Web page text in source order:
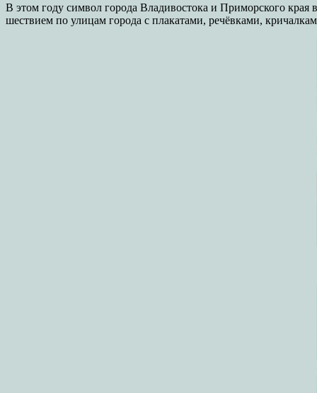
В этом году символ города Владивостока и Приморского
шествием по улицам города с плакатами, речёвками,